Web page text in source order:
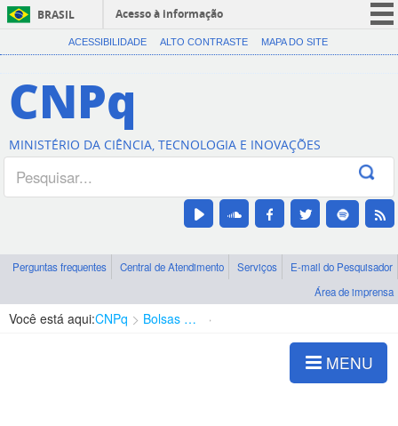
BRASIL
Acesso à informação
CORONAVÍRUS (COVID-19)
Canais
ACESSIBILIDADE ALTO CONTRASTE MAPA DO SITE
CNPq
MINISTÉRIO DA CIÊNCIA, TECNOLOGIA E INOVAÇÕES
Perguntas frequentes Central de Atendimento Serviços
E-mail do Pesquisador
Área de imprensa
Você está aqui:CNPq Bolsas e Auxílios Vigentes
MENU